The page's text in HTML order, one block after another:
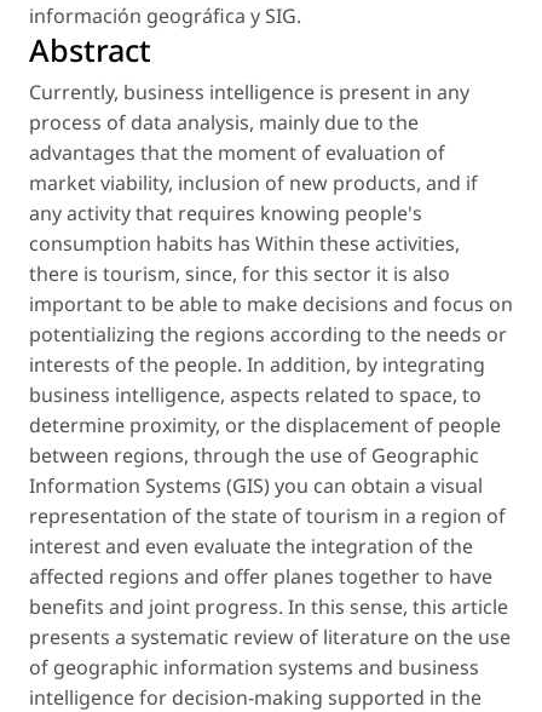
información geográfica y SIG.
Abstract
Currently, business intelligence is present in any
process of data analysis, mainly due to the
advantages that the moment of evaluation of
market viability, inclusion of new products, and if
any activity that requires knowing people's
consumption habits has Within these activities,
there is tourism, since, for this sector it is also
important to be able to make decisions and focus on
potentializing the regions according to the needs or
interests of the people. In addition, by integrating
business intelligence, aspects related to space, to
determine proximity, or the displacement of people
between regions, through the use of Geographic
Information Systems (GIS) you can obtain a visual
representation of the state of tourism in a region of
interest and even evaluate the integration of the
affected regions and offer planes together to have
benefits and joint progress. In this sense, this article
presents a systematic review of literature on the use
of geographic information systems and business
intelligence for decision-making supported in the